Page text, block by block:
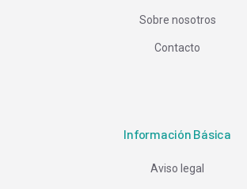
Sobre nosotros
Contacto
Información Básica
Aviso legal